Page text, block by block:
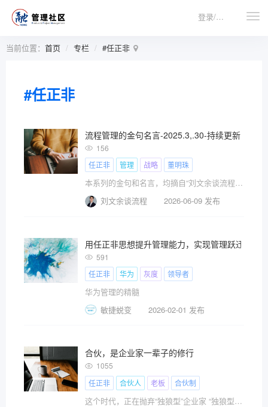
登录/注册
当前位置： 首页 专栏 #任正非
#任正非
流程管理的金句名言-2025.3,.30-持续更新中
156
任正非
管理 战略 董明珠
本系列的金句和名言，均摘自“刘文余谈流程”公众号的文章，欢迎关注公众号“刘文余谈流程”，获取更多独家深度解析。
刘文余谈流程
2026-06-09 发布
用任正非思想提升管理能力，实现管理跃迁
591
任正非
华为 灰度 领导者
华为管理的精髓
敏捷蜕变
2026-02-01 发布
合伙，是企业家一辈子的修行
1055
任正非
合伙人 老板 合伙制
这个时代，正在抛弃“独狼型”企业家 “独狼型”企业家，而在默默奖赏那些能够合伙奋斗的企业家，然而，合伙不易，这需要一辈子的修行